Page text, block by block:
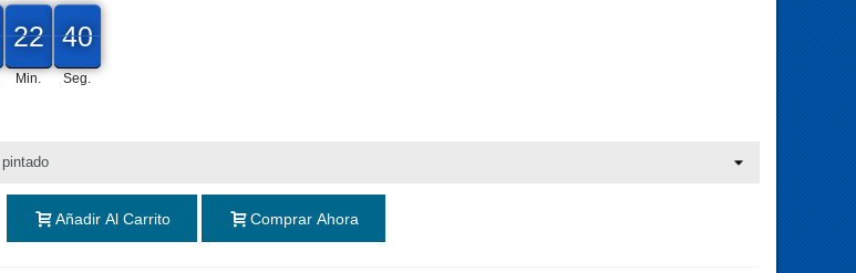
22
22
00
Min.
38
38
39
Seg.
Añadir Al Carrito Comprar Ahora